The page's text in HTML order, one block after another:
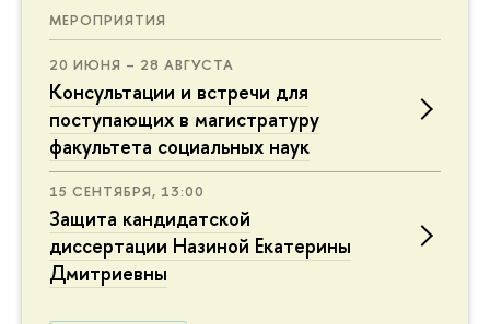
МЕРОПРИЯТИЯ
20 ИЮНЯ – 28 АВГУСТА
Консультации и встречи для
поступающих в магистратуру
факультета социальных наук
15 СЕНТЯБРЯ, 13:00
Защита кандидатской
диссертации Назиной Екатерины
Дмитриевны